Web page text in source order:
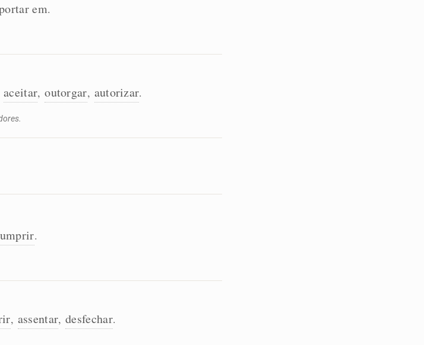
em.
aceitar, outorgar, autorizar.
.
, assentar, desfechar.